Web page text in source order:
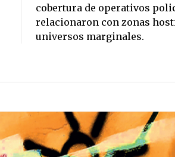
cobertura de operativos
relacionaron con zonas
universos marginales.